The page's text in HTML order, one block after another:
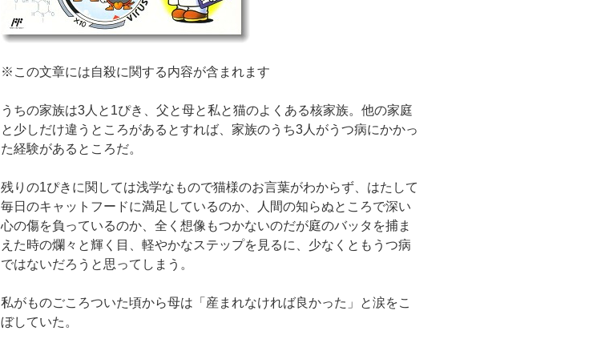
※この文章には自殺に関する内容が含まれます
うちの家族は3人と1ぴき、父と母と私と猫のよくある核家族。他の家庭
と少しだけ違うところがあるとすれば、家族のうち3人がうつ病にかかっ
た経験があるところだ。
残りの1ぴきに関しては浅学なもので猫様のお言葉がわからず、はたして
毎日のキャットフードに満足しているのか、人間の知らぬところで深い
心の傷を負っているのか、全く想像もつかないのだが庭のバッタを捕ま
えた時の爛々と輝く目、軽やかなステップを見るに、少なくともうつ病
ではないだろうと思ってしまう。
私がものごころついた頃から母は「産まれなければ良かった」と涙をこ
ぼしていた。